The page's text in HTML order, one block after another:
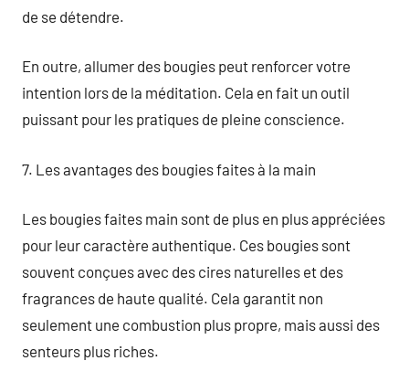
de se détendre.
En outre, allumer des bougies peut renforcer votre
intention lors de la méditation. Cela en fait un outil
puissant pour les pratiques de pleine conscience.
7. Les avantages des bougies faites à la main
Les bougies faites main sont de plus en plus appréciées
pour leur caractère authentique. Ces bougies sont
souvent conçues avec des cires naturelles et des
fragrances de haute qualité. Cela garantit non
seulement une combustion plus propre, mais aussi des
senteurs plus riches.